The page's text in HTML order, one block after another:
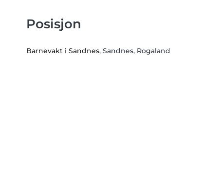
Posisjon
Barnevakt i Sandnes, Sandnes, Rogaland